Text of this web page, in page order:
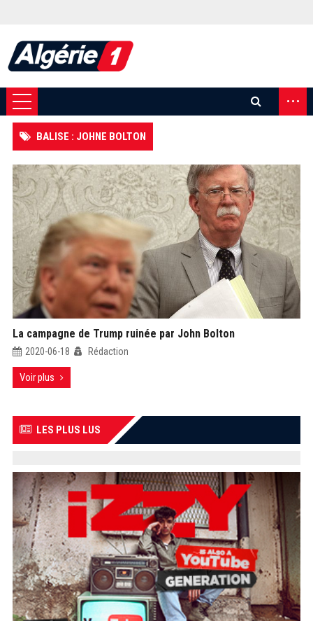
...
BALISE : JOHNE BOLTON
La campagne de Trump ruinée par John Bolton
2020-06-18 Rédaction
Voir plus
LES PLUS LUS